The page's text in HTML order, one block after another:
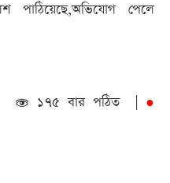
পাঠিয়েছে,অভিযোগ পেলে
১৭৫ বার পঠিত | ●